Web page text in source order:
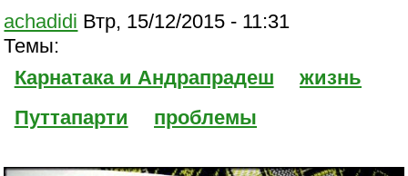
achadidi Втр, 15/12/2015 - 11:31
Темы:
Карнатака и Андрапрадеш
жизнь
Путтапарти
проблемы